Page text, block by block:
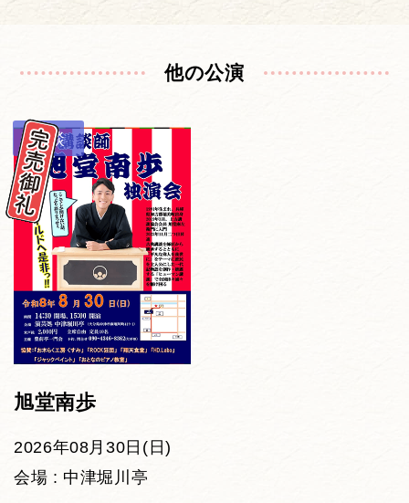
他の公演
講談
旭堂南歩
2026年08月30日(日)
会場 : 中津堀川亭